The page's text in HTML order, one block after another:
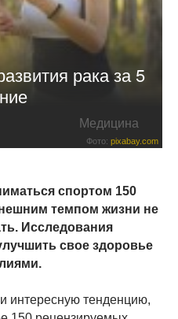
рака за 5
Медицина
Фото: pixabay.com
спортом 150
темпом жизни не
Исследования
свое здоровье
интересную тенденцию,